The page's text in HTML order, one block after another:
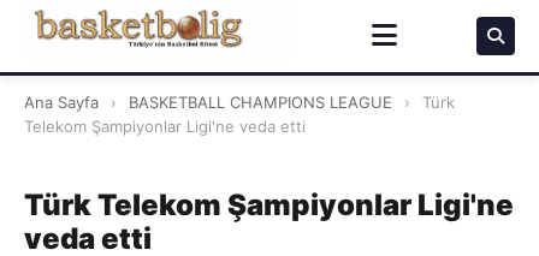
Ana Sayfa › BASKETBALL CHAMPIONS LEAGUE ›
Türk
Telekom Şampiyonlar Ligi'ne veda etti
Türk Telekom Şampiyonlar Ligi'ne
veda etti